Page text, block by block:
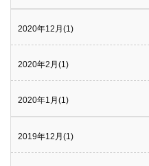
2020年12月(1)
2020年2月(1)
2020年1月(1)
2019年12月(1)